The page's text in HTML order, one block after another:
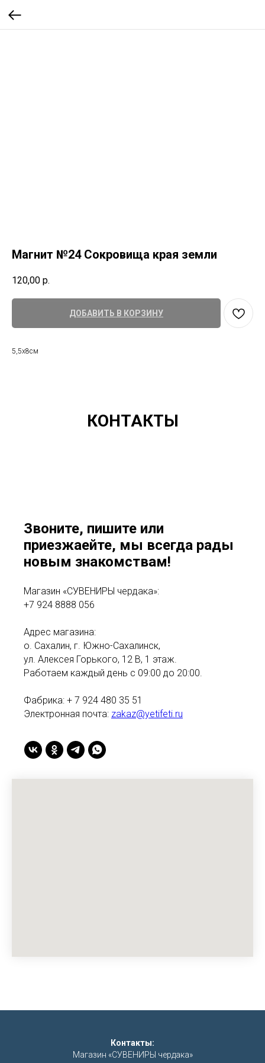
Магнит №24 Сокровища края земли
120,00 р.
ДОБАВИТЬ В КОРЗИНУ
5,5х8см
КОНТАКТЫ
Звоните, пишите или
приезжаейте, мы всегда рады
новым знакомствам!
Магазин «СУВЕНИРЫ чердака»:
+7 924 8888 056
Адрес магазина:
о. Сахалин, г. Южно-Сахалинск,
ул. Алексея Горького, 12 В, 1 этаж.
Работаем каждый день с 09:00 до 20:00.
Фабрика: + 7 924 480 35 51
Электронная почта: zakaz@yetifeti.ru
Контакты:
Магазин «СУВЕНИРЫ чердака»